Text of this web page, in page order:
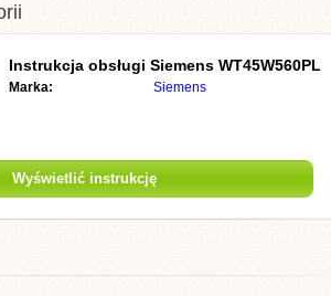
Instrukcja obsługi Siemens WT45W560PL
Marka: Siemens
Wyświetlić instrukcję